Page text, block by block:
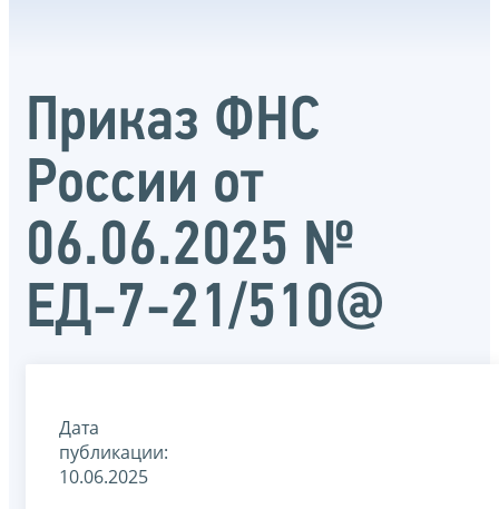
Приказ ФНС
России от
06.06.2025 №
ЕД-7-21/510@
Дата
публикации:
10.06.2025